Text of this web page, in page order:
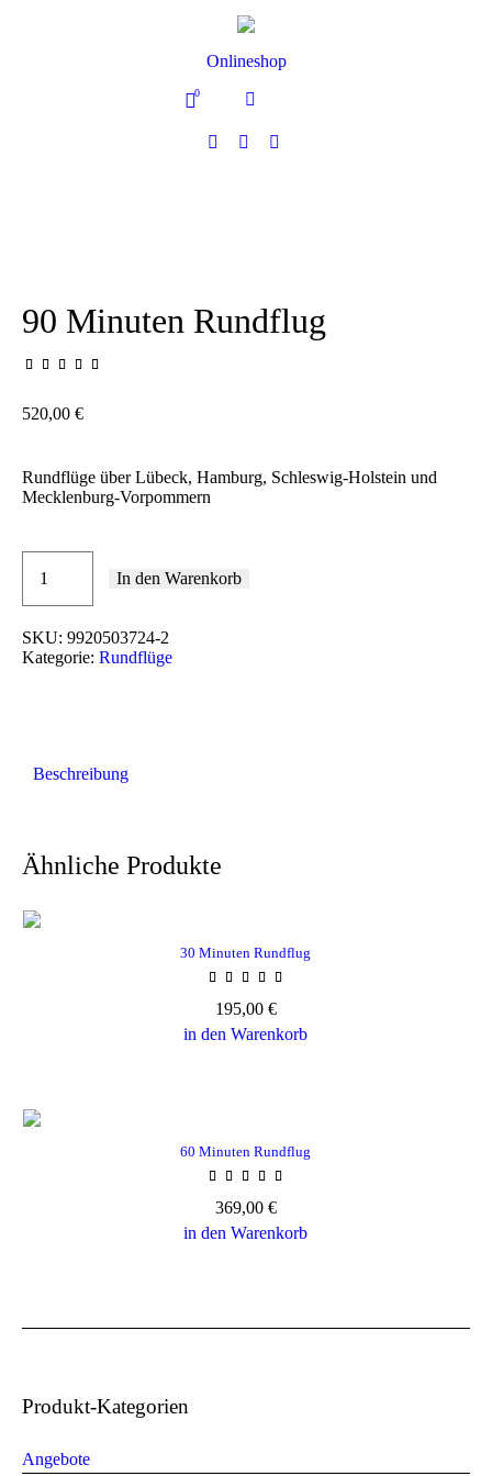
Onlineshop
0
90 Minuten Rundflug
520,00 €
Rundflüge über Lübeck, Hamburg, Schleswig-Holstein und
Mecklenburg-Vorpommern
In den Warenkorb
SKU: 9920503724-2
Kategorie: Rundflüge
Beschreibung
Ähnliche Produkte
30 Minuten Rundflug
195,00 €
in den Warenkorb
60 Minuten Rundflug
369,00 €
in den Warenkorb
Produkt-Kategorien
Angebote